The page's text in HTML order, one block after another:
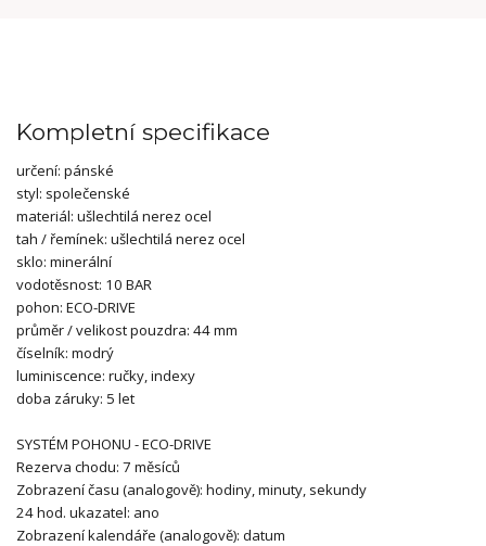
Kompletní specifikace
určení: pánské
styl: společenské
materiál: ušlechtilá nerez ocel
tah / řemínek: ušlechtilá nerez ocel
sklo: minerální
vodotěsnost: 10 BAR
pohon: ECO-DRIVE
průměr / velikost pouzdra: 44 mm
číselník: modrý
luminiscence: ručky, indexy
doba záruky: 5 let
SYSTÉM POHONU - ECO-DRIVE
Rezerva chodu: 7 měsíců
Zobrazení času (analogově): hodiny, minuty, sekundy
24 hod. ukazatel: ano
Zobrazení kalendáře (analogově): datum